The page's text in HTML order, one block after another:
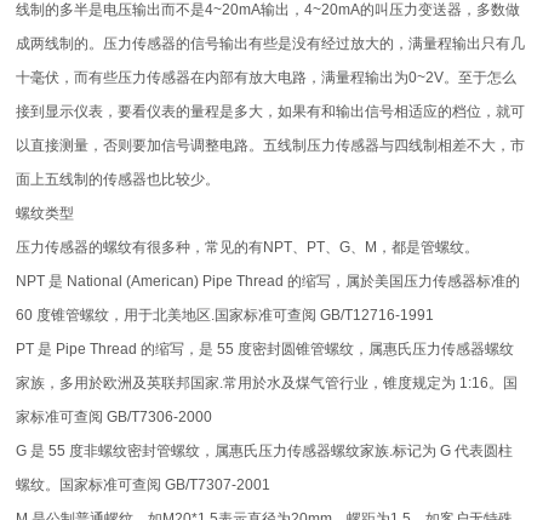
线制的多半是电压输出而不是4~20mA输出，4~20mA的叫压力变送器，多数做
成两线制的。压力传感器的信号输出有些是没有经过放大的，满量程输出只有几
十毫伏，而有些压力传感器在内部有放大电路，满量程输出为0~2V。至于怎么
接到显示仪表，要看仪表的量程是多大，如果有和输出信号相适应的档位，就可
以直接测量，否则要加信号调整电路。五线制压力传感器与四线制相差不大，市
面上五线制的传感器也比较少。
螺纹类型
压力传感器的螺纹有很多种，常见的有NPT、PT、G、M，都是管螺纹。
NPT 是 National (American) Pipe Thread 的缩写，属於美国压力传感器标准的
60 度锥管螺纹，用于北美地区.国家标准可查阅 GB/T12716-1991
PT 是 Pipe Thread 的缩写，是 55 度密封圆锥管螺纹，属惠氏压力传感器螺纹
家族，多用於欧洲及英联邦国家.常用於水及煤气管行业，锥度规定为 1:16。国
家标准可查阅 GB/T7306-2000
G 是 55 度非螺纹密封管螺纹，属惠氏压力传感器螺纹家族.标记为 G 代表圆柱
螺纹。国家标准可查阅 GB/T7307-2001